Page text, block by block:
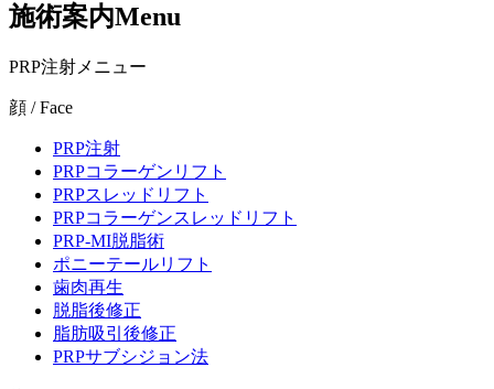
施術案内Menu
PRP注射メニュー
顔 / Face
PRP注射
PRPコラーゲンリフト
PRPスレッドリフト
PRPコラーゲンスレッドリフト
PRP-MI脱脂術
ポニーテールリフト
歯肉再生
脱脂後修正
脂肪吸引後修正
PRPサブシジョン法